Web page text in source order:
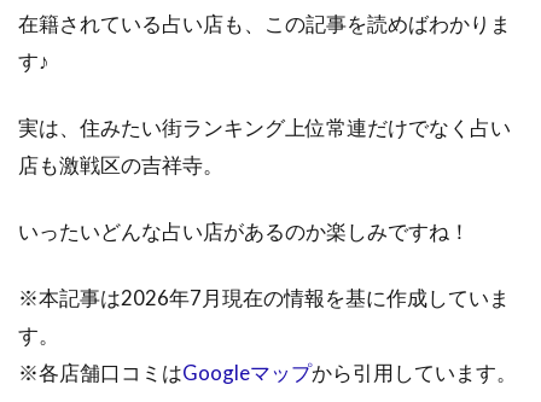
在籍されている占い店も、この記事を読めばわかりま
す♪
実は、住みたい街ランキング上位常連だけでなく占い
店も激戦区の吉祥寺。
いったいどんな占い店があるのか楽しみですね！
※本記事は2026年7月現在の情報を基に作成していま
す。
※各店舗口コミはGoogleマップから引用しています。